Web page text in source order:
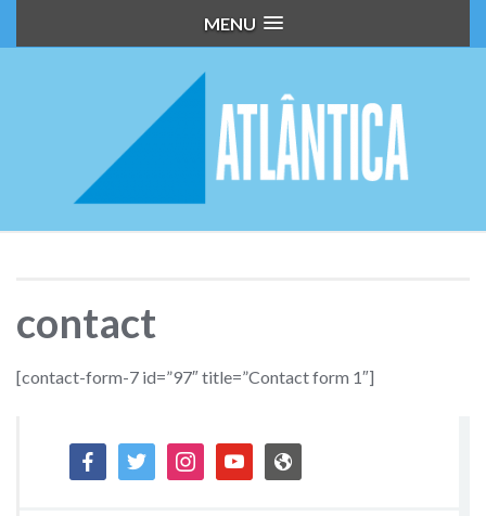
MENU
contact
[contact-form-7 id=”97″ title=”Contact form 1″]
facebooktwitter instagramyoutubeadmin-
site